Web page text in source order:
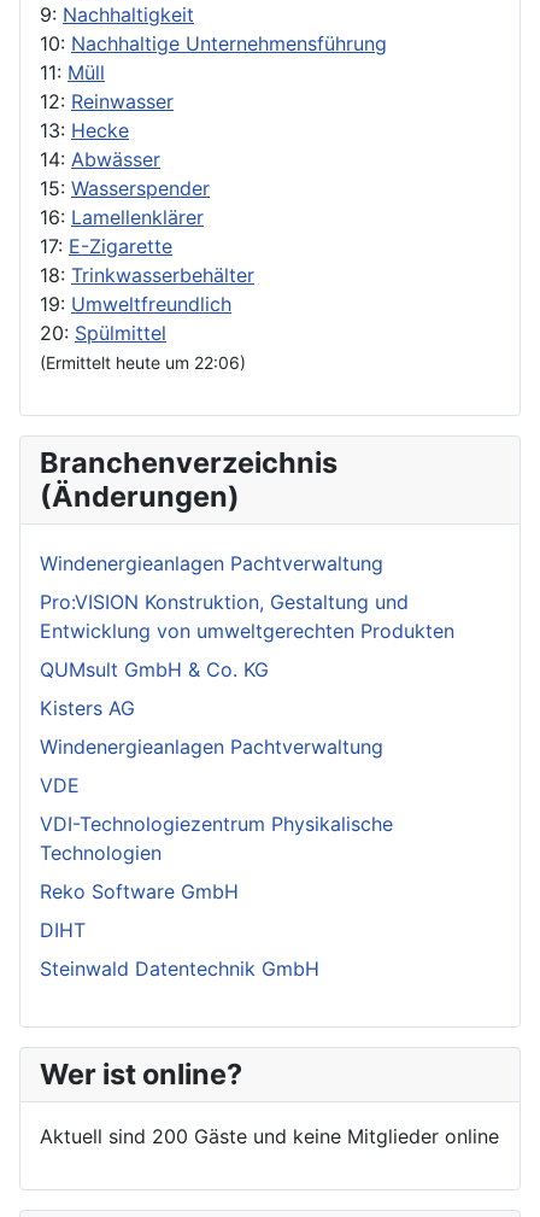
9: Nachhaltigkeit
10: Nachhaltige Unternehmensführung
11: Müll
12: Reinwasser
13: Hecke
14: Abwässer
15: Wasserspender
16: Lamellenklärer
17: E-Zigarette
18: Trinkwasserbehälter
19: Umweltfreundlich
20: Spülmittel
(Ermittelt heute um 22:06)
Branchenverzeichnis
(Änderungen)
Windenergieanlagen Pachtverwaltung
Pro:VISION Konstruktion, Gestaltung und
Entwicklung von umweltgerechten Produkten
QUMsult GmbH & Co. KG
Kisters AG
Windenergieanlagen Pachtverwaltung
VDE
VDI-Technologiezentrum Physikalische
Technologien
Reko Software GmbH
DIHT
Steinwald Datentechnik GmbH
Wer ist online?
Aktuell sind 200 Gäste und keine Mitglieder online